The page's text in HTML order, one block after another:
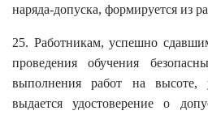
наряда-допуска, формируется из
25. Работникам, успешно
проведения обучения
выполнения работ на
выдается удостоверение о